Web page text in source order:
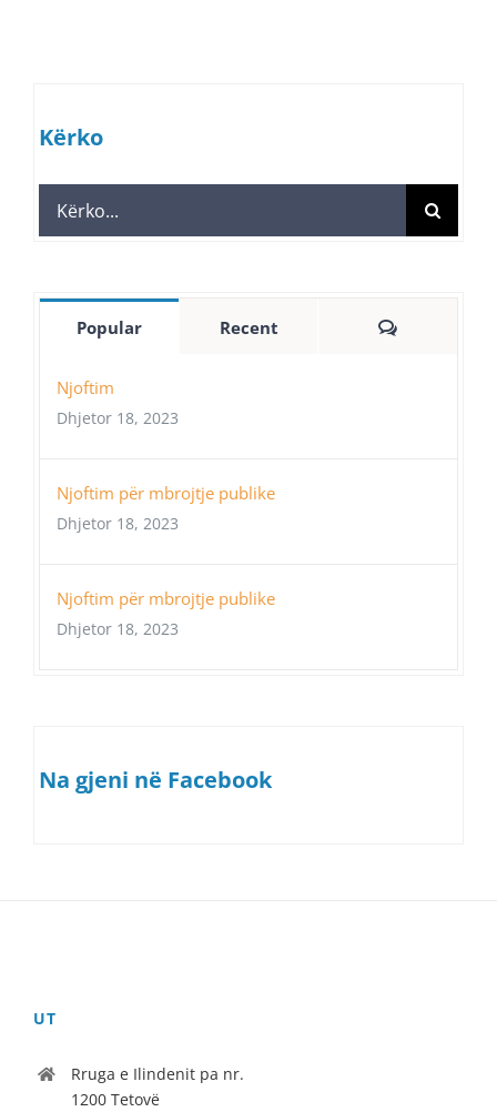
Kërko
Search
for:
Popular Recent Comments
Njoftim
Dhjetor 18, 2023
Njoftim për mbrojtje publike
Dhjetor 18, 2023
Njoftim për mbrojtje publike
Dhjetor 18, 2023
Na gjeni në Facebook
UT
Rruga e Ilindenit pa nr.
1200 Tetovë